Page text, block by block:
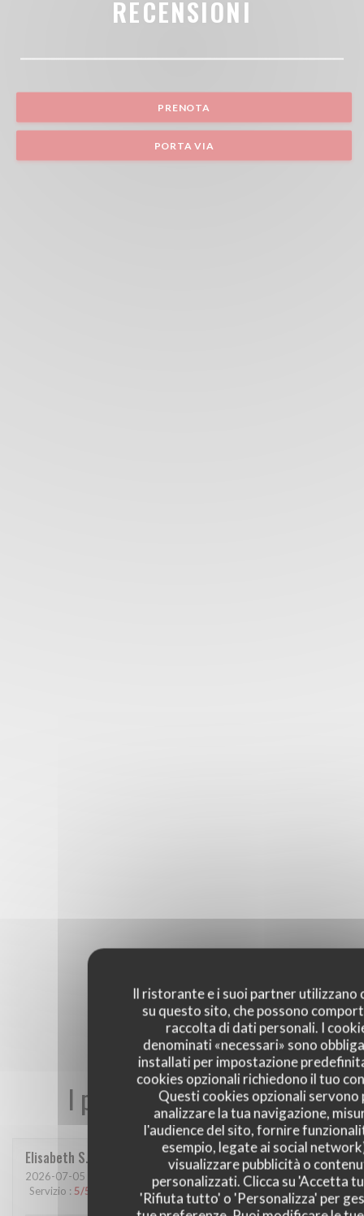
Il ristorante e i suoi partner utilizzano
su questo sito, che possono
raccolta di dati personali. I
denominati «necessari» sono
installati per impostazione
cookies opzionali richiedono il tuo
Questi cookies opzionali servono
analizzare la tua navigazione,
l'audience del sito, fornire
esempio, legate ai social
visualizzare pubblicità o
personalizzati. Clicca su 'Accetta
'Rifiuta tutto' o 'Personalizza' per
RECENSIONI
PRENOTA
PORTA VIA
I pareri dei nostri clienti
Elisabeth S
2026-07-05 - 19:00 - Ospiti 2
Servizio : 5/5 Atmosfera:5/5 Cucina:5/5 Qualità / Prezzo:5/5